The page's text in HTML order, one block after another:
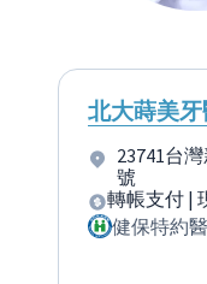
北大蒔美
23741台
號
轉帳支付 |
健保特約